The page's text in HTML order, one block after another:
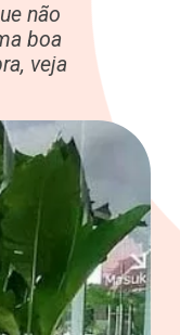
não
boa
veja